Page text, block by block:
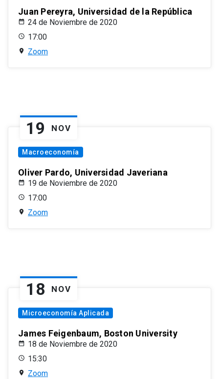
Juan Pereyra, Universidad de la República
24 de Noviembre de 2020
17:00
Zoom
19 NOV
Macroeconomía
Oliver Pardo, Universidad Javeriana
19 de Noviembre de 2020
17:00
Zoom
18 NOV
Microeconomía Aplicada
James Feigenbaum, Boston University
18 de Noviembre de 2020
15:30
Zoom